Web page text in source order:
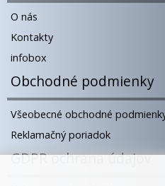
O nás
Kontakty
infobox
Obchodné podmienky
Všeobecné obchodné
Reklamačný poriadok
GDPR ochrana údajov